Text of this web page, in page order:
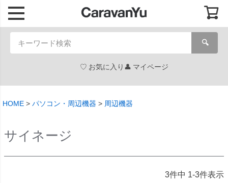
🔍
お気に入り マイページ
HOME パソコン・周辺機器 周辺機器
サイネージ
3件中 1-3件表示